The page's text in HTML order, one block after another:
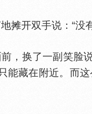
摊开双手说：“
，换了一副笑脸
能藏在附近。而